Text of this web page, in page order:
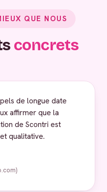
QUE NOUS
concrets
de longue date
affirmer que la
de Scontri est
qualitative.